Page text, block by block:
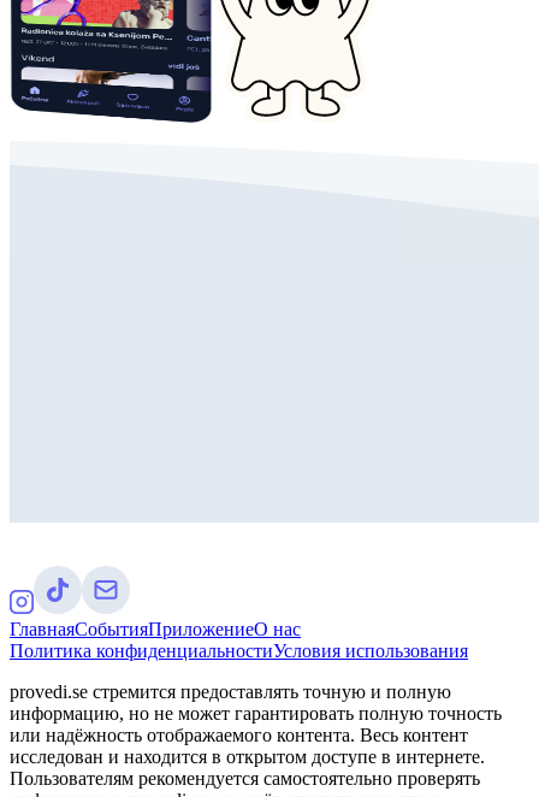
ГлавнаяСобытияПриложениеО нас
Политика конфиденциальностиУсловия использования
provedi.se стремится предоставлять точную и полную
информацию, но не может гарантировать полную точность
или надёжность отображаемого контента. Весь контент
исследован и находится в открытом доступе в интернете.
Пользователям рекомендуется самостоятельно проверять